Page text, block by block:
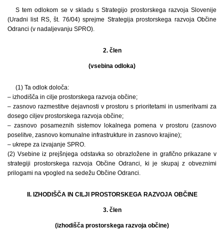
S tem odlokom se v skladu s Strategijo prostorskega razvoja Slovenije
(Uradni list RS, št. 76/04) sprejme Strategija prostorskega razvoja Občine
Odranci (v nadaljevanju SPRO).
2. člen
(vsebina odloka)
(1) Ta odlok določa:
– izhodišča in cilje prostorskega razvoja občine;
– zasnovo razmestitve dejavnosti v prostoru s prioritetami in usmeritvami za
dosego ciljev prostorskega razvoja občine;
– zasnovo posameznih sistemov lokalnega pomena v prostoru (zasnovo
poselitve, zasnovo komunalne infrastrukture in zasnovo krajine);
– ukrepe za izvajanje SPRO.
(2) Vsebine iz prejšnjega odstavka so obrazložene in grafično prikazane v
strategiji prostorskega razvoja Občine Odranci, ki je skupaj z obveznimi
prilogami na vpogled na sedežu Občine Odranci.
II. IZHODIŠČA IN CILJI PROSTORSKEGA RAZVOJA OBČINE
3. člen
(izhodišča prostorskega razvoja občine)